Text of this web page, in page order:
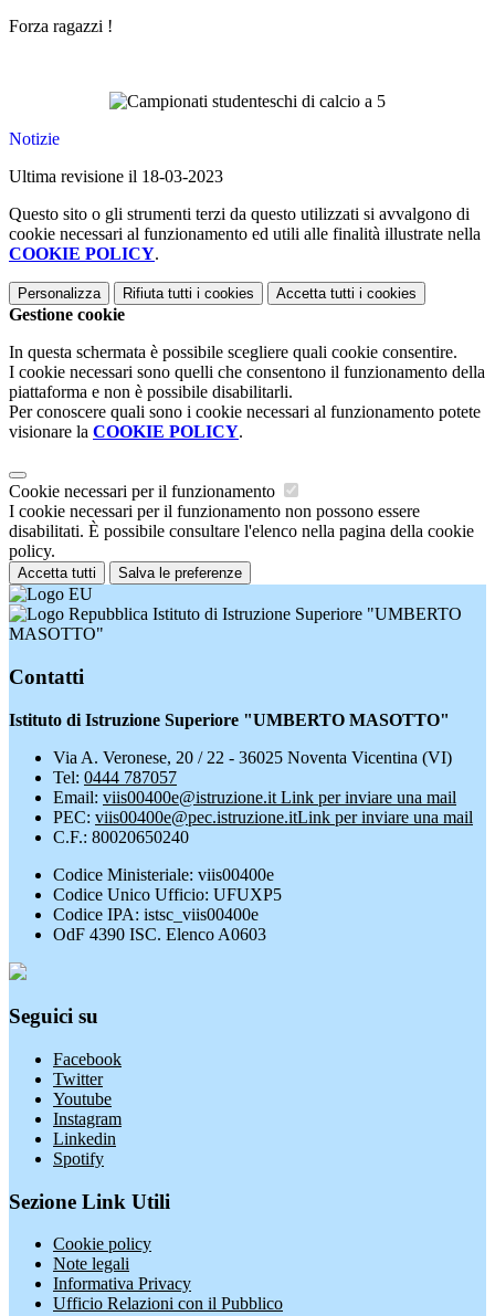
Forza ragazzi !
Notizie
Ultima revisione il 18-03-2023
Questo sito o gli strumenti terzi da questo utilizzati si avvalgono di
cookie necessari al funzionamento ed utili alle finalità illustrate nella
COOKIE POLICY.
Personalizza Rifiuta tutti i cookies Accetta tutti i cookies
Gestione cookie
In questa schermata è possibile scegliere quali cookie consentire.
I cookie necessari sono quelli che consentono il funzionamento della
piattaforma e non è possibile disabilitarli.
Per conoscere quali sono i cookie necessari al funzionamento potete
visionare la COOKIE POLICY.
Cookie necessari per il funzionamento
I cookie necessari per il funzionamento non possono essere
disabilitati. È possibile consultare l'elenco nella pagina della cookie
policy.
Accetta tutti Salva le preferenze
Istituto di Istruzione Superiore "UMBERTO
MASOTTO"
Contatti
Istituto di Istruzione Superiore "UMBERTO MASOTTO"
Via A. Veronese, 20 / 22 - 36025 Noventa Vicentina (VI)
Tel: 0444 787057
Email: viis00400e@istruzione.it Link per inviare una mail
PEC: viis00400e@pec.istruzione.itLink per inviare una mail
C.F.: 80020650240
Codice Ministeriale: viis00400e
Codice Unico Ufficio: UFUXP5
Codice IPA: istsc_viis00400e
OdF 4390 ISC. Elenco A0603
Seguici su
Facebook
Twitter
Youtube
Instagram
Linkedin
Spotify
Sezione Link Utili
Cookie policy
Note legali
Informativa Privacy
Ufficio Relazioni con il Pubblico